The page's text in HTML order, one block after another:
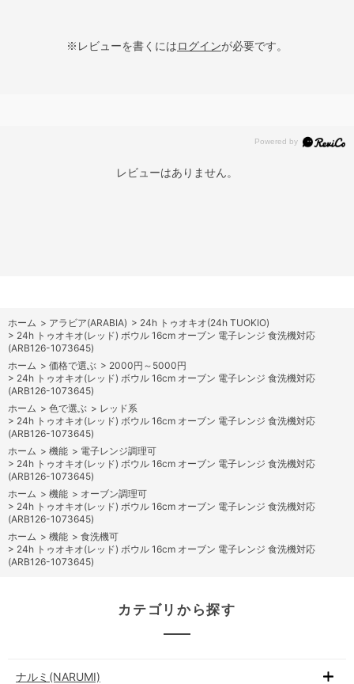
※レビューを書くにはログインが必要です。
レビューはありません。
ホーム > アラビア(ARABIA) > 24h トゥオキオ(24h TUOKIO)
> 24h トゥオキオ(レッド) ボウル 16cm オーブン 電子レンジ 食洗機対応
(ARB126-1073645)
ホーム > 価格で選ぶ > 2000円～5000円
> 24h トゥオキオ(レッド) ボウル 16cm オーブン 電子レンジ 食洗機対応
(ARB126-1073645)
ホーム > 色で選ぶ > レッド系
> 24h トゥオキオ(レッド) ボウル 16cm オーブン 電子レンジ 食洗機対応
(ARB126-1073645)
ホーム > 機能 > 電子レンジ調理可
> 24h トゥオキオ(レッド) ボウル 16cm オーブン 電子レンジ 食洗機対応
(ARB126-1073645)
ホーム > 機能 > オーブン調理可
> 24h トゥオキオ(レッド) ボウル 16cm オーブン 電子レンジ 食洗機対応
(ARB126-1073645)
ホーム > 機能 > 食洗機可
> 24h トゥオキオ(レッド) ボウル 16cm オーブン 電子レンジ 食洗機対応
(ARB126-1073645)
カテゴリから探す
ナルミ(NARUMI)